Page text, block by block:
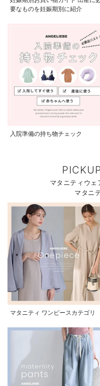
要なものを妊娠期別に紹介
入院準備の持ち物チェック
マタニティウ
マタニ
マタニティ ワンピースカテゴリ